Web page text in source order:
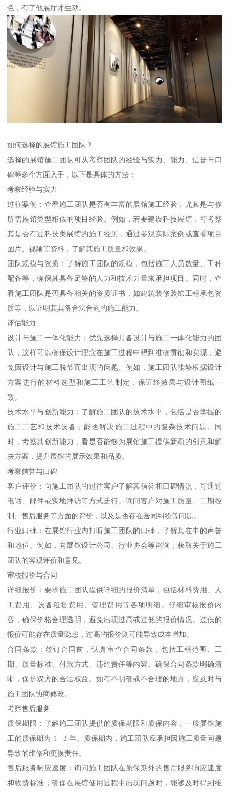
色，有了他展厅才生动。
如何选择的展馆施工团队？
选择的展馆施工团队可从考察团队的经验与实力、能力、信誉与口
碑等多个方面入手，以下是具体的方法：
考察经验与实力
过往案例：查看施工团队是否有丰富的展馆施工经验，尤其是与你
所需展馆类型相似的项目经验。例如，若要建设科技展馆，可考察
其是否有过科技类展馆的施工经历，通过参观实际案例或查看项目
图片、视频等资料，了解其施工质量和效果。
团队规模与资质：了解施工团队的规模，包括施工人员数量、工种
配备等，确保其具备足够的人力和技术力量来承担项目。同时，查
看施工团队是否具备相关的资质证书，如建筑装修装饰工程承包资
质等，以证明其具备合法合规的施工能力。
评估能力
设计与施工一体化能力：优先选择具备设计与施工一体化能力的团
队，这样可以确保设计理念在施工过程中得到准确贯彻和实现，避
免因设计与施工脱节而出现的问题。例如，施工团队能够根据设计
方案进行的材料选型和施工工艺制定，保证终效果与设计图纸一
致。
技术水平与创新能力：了解施工团队的技术水平，包括是否掌握的
施工工艺和技术设备，能否解决施工过程中的复杂技术问题。同
时，考察其创新能力，看是否能够为展馆施工提供新颖的创意和解
决方案，提升展馆的展示效果和品质。
考察信誉与口碑
客户评价：向施工团队的过往客户了解其信誉和口碑情况，可通过
电话、邮件或实地拜访等方式进行。询问客户对施工质量、工期控
制、售后服务等方面的评价，以及是否存在合同纠纷等问题。
行业口碑：在展馆行业内打听施工团队的口碑，了解其在中的声誉
和地位。例如，向展馆设计公司、行业协会等咨询，获取关于施工
团队的客观评价和意见。
审核报价与合同
详细报价：要求施工团队提供详细的报价清单，包括材料费用、人
工费用、设备租赁费用、管理费用等各项明细。仔细审核报价内
容，确保价格合理透明，避免出现过高或过低的报价情况。过低的
报价可能存在质量隐患，过高的报价则可能导致成本增加。
合同条款：签订合同前，认真审查合同条款，包括工程范围、工
期、质量标准、付款方式、违约责任等内容。确保合同条款明确清
晰，保护双方的合法权益。如有不明确或不合理的地方，应及时与
施工团队协商修改。
考察售后服务
质保期限：了解施工团队提供的质保期限和质保内容，一般展馆施
工的质保期为 1 - 3 年。质保期内，施工团队应承担因施工质量问题
导致的维修和更换责任。
售后服务响应速度：询问施工团队在质保期外的售后服务响应速度
和收费标准，确保在展馆使用过程中出现问题时，能够及时得到维